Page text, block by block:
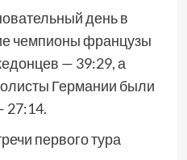
день в
чемпионы французы
— 39:29, а
Германии были
27:14.
первого тура